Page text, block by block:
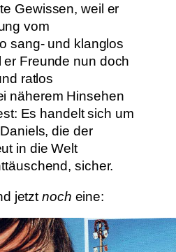
Gewissen, weil er
vom
sang- und klanglos
Freunde nun doch
ratlos
näherem Hinsehen
Es handelt sich um
die der
in die Welt
sicher.
jetztnoch eine: